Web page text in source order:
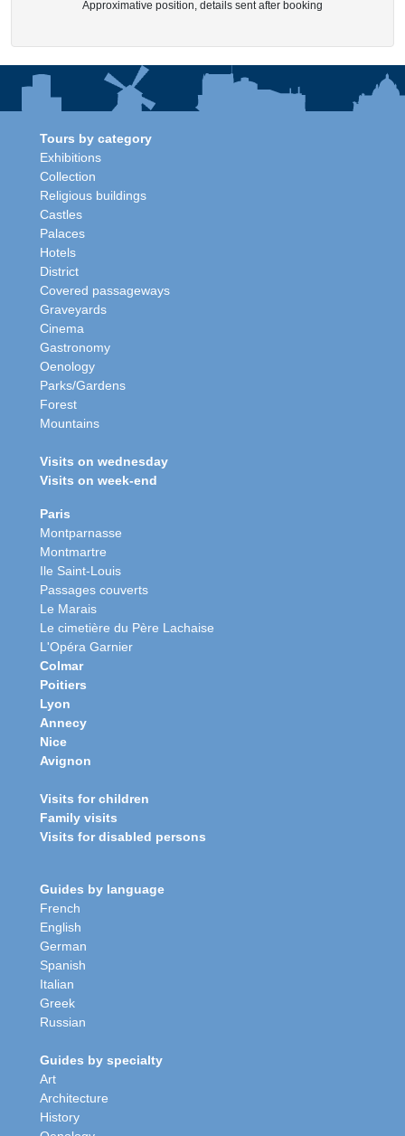
Approximative position, details sent after booking
Tours by category
Exhibitions
Collection
Religious buildings
Castles
Palaces
Hotels
District
Covered passageways
Graveyards
Cinema
Gastronomy
Oenology
Parks/Gardens
Forest
Mountains
Visits on wednesday
Visits on week-end
Paris
Montparnasse
Montmartre
Ile Saint-Louis
Passages couverts
Le Marais
Le cimetière du Père Lachaise
L'Opéra Garnier
Colmar
Poitiers
Lyon
Annecy
Nice
Avignon
Visits for children
Family visits
Visits for disabled persons
Guides by language
French
English
German
Spanish
Italian
Greek
Russian
Guides by specialty
Art
Architecture
History